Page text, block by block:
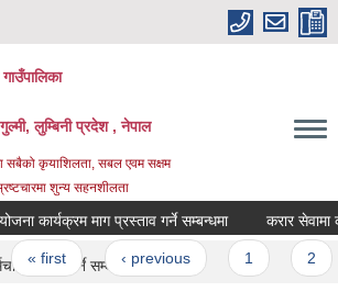
लुम्बिनी प्रदेश , नेपाल
सबैको कृयाशिलता, सबल एवम सक्षम
शुन्य सहनशीलता
कार्यक्रम माग प्रस्ताव गर्ने सम्बन्धमा करार सेवामा
« first ‹ previous
पदपूर्ति गर्ने सम्बन्धी सूचना !!!